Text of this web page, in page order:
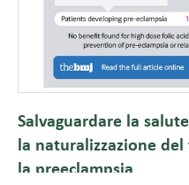
Salvaguardare la
la naturalizzazione
la preeclampsia